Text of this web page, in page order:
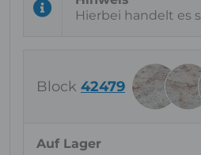
Hierbei handelt es
Block 42479
Auf Lager